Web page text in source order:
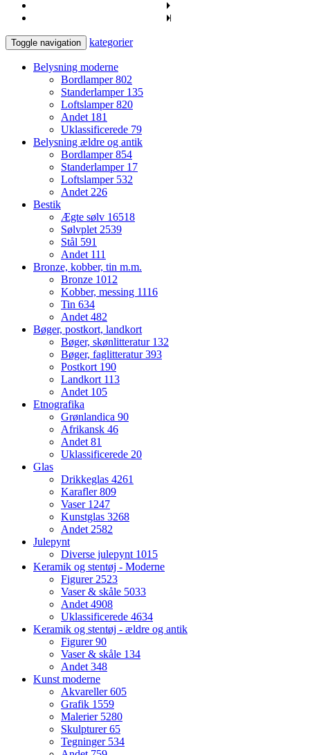
Toggle navigation kategorier
Belysning moderne
Bordlamper802
Standerlamper 135
Loftslamper820
Andet 181
Uklassificerede 79
Belysning ældre og antik
Bordlamper854
Standerlamper 17
Loftslamper 532
Andet 226
Bestik
Ægte sølv 16518
Sølvplet 2539
Stål 591
Andet 111
Bronze, kobber, tin m.m.
Bronze 1012
Kobber, messing 1116
Tin 634
Andet 482
Bøger, postkort, landkort
Bøger, skønlitteratur 132
Bøger, faglitteratur393
Postkort 190
Landkort 113
Andet 105
Etnografika
Grønlandica 90
Afrikansk 46
Andet 81
Uklassificerede 20
Glas
Drikkeglas 4261
Karafler809
Vaser 1247
Kunstglas 3268
Andet 2582
Julepynt
Diverse julepynt 1015
Keramik og stentøj - Moderne
Figurer 2523
Vaser & skåle 5033
Andet 4908
Uklassificerede 4634
Keramik og stentøj - ældre og antik
Figurer90
Vaser & skåle 134
Andet 348
Kunst moderne
Akvareller605
Grafik 1559
Malerier 5280
Skulpturer65
Tegninger 534